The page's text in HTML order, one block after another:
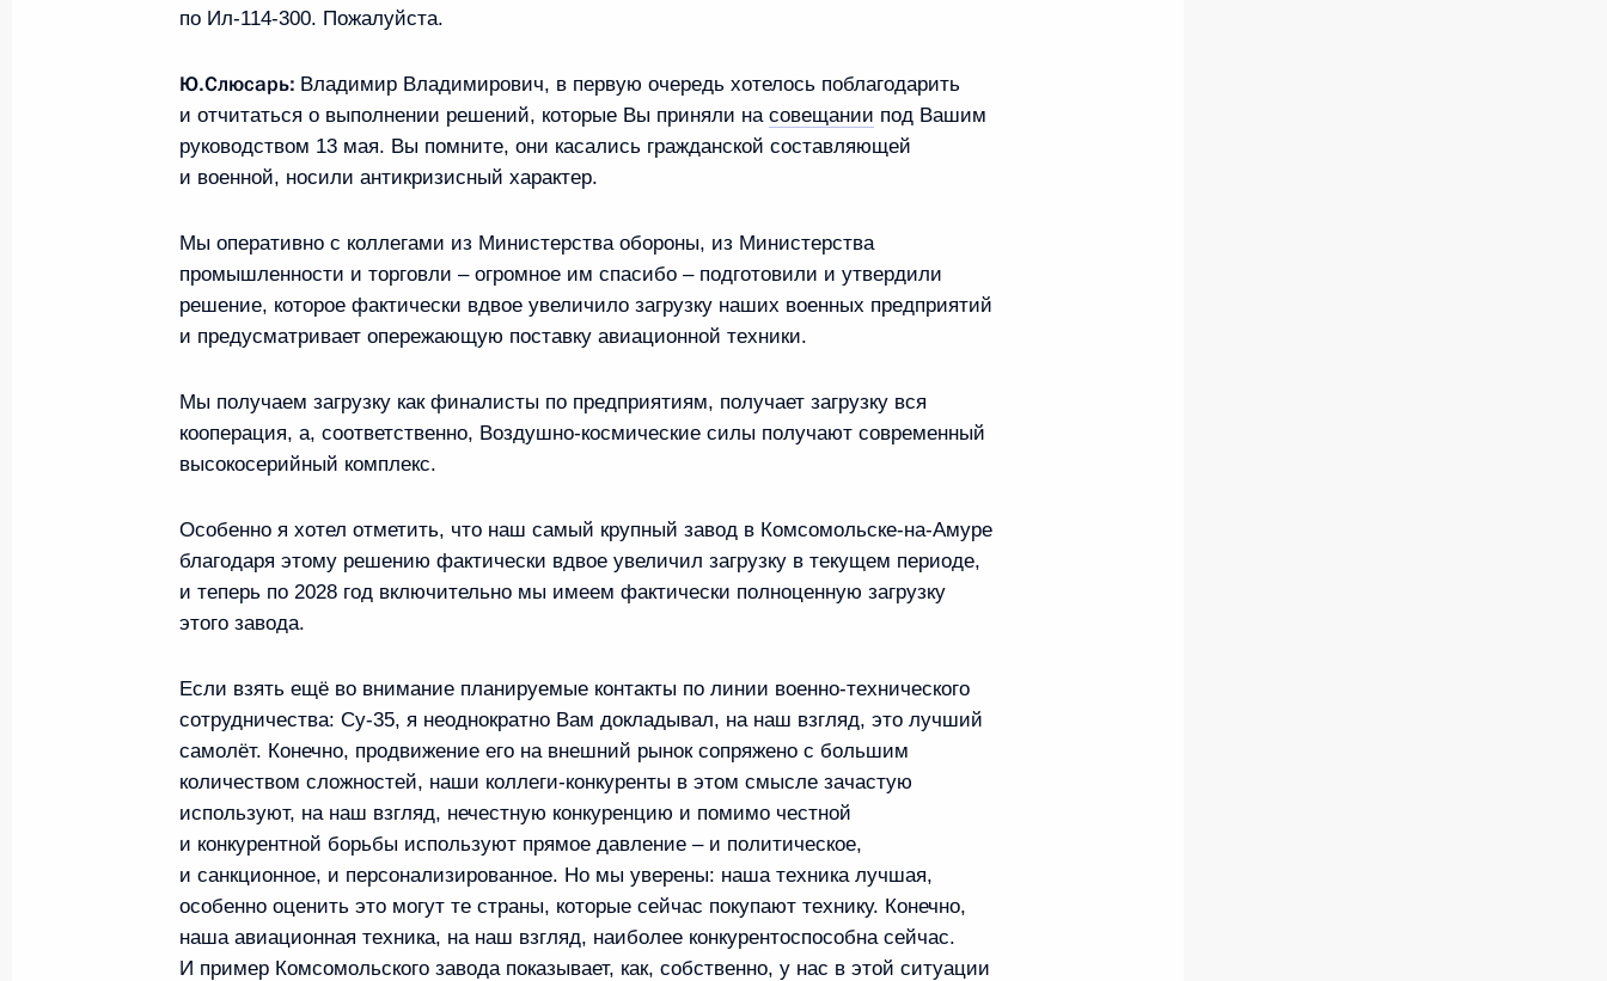
30 декабря 2020 года, 09:55
Заседание Комиссии по вопросам развития авиации общего
назначения и навигационно-информационных технологий
на основе системы ГЛОНАСС
15 декабря 2020 года, 12:00
Совещание о параметрах финансового плана и инвестиционной
8 декабря 2020 года, 14:05
Внесены изменения в закон о государственном контроле
за осуществлением международных автомобильных перевозок
8 декабря 2020 года, 12:50
Заседание рабочей группы Госсовета по направлению
«Транспорт»
19 ноября 2020 года, 14:00
Встреча с председателем совета директоров ОСК Георгием
Полтавченко
3 ноября 2020 года, 19:00
по Ил‑114‑300. Пожалуйста.
Ю.Слюсарь: Владимир Владимирович, в первую очередь хотелось поблагодарить
и отчитаться о выполнении решений, которые Вы приняли на совещании под Вашим
руководством 13 мая. Вы помните, они касались гражданской составляющей
и военной, носили антикризисный характер.
Мы оперативно с коллегами из Министерства обороны, из Министерства
промышленности и торговли – огромное им спасибо – подготовили и утвердили
решение, которое фактически вдвое увеличило загрузку наших военных предприятий
и предусматривает опережающую поставку авиационной техники.
Мы получаем загрузку как финалисты по предприятиям, получает загрузку вся
кооперация, а, соответственно, Воздушно‑космические силы получают современный
высокосерийный комплекс.
Особенно я хотел отметить, что наш самый крупный завод в Комсомольске‑на‑Амуре
благодаря этому решению фактически вдвое увеличил загрузку в текущем периоде,
и теперь по 2028 год включительно мы имеем фактически полноценную загрузку
этого завода.
Если взять ещё во внимание планируемые контакты по линии военно‑технического
сотрудничества: Су‑35, я неоднократно Вам докладывал, на наш взгляд, это лучший
самолёт. Конечно, продвижение его на внешний рынок сопряжено с большим
количеством сложностей, наши коллеги‑конкуренты в этом смысле зачастую
используют, на наш взгляд, нечестную конкуренцию и помимо честной
и конкурентной борьбы используют прямое давление – и политическое,
и санкционное, и персонализированное. Но мы уверены: наша техника лучшая,
особенно оценить это могут те страны, которые сейчас покупают технику. Конечно,
наша авиационная техника, на наш взгляд, наиболее конкурентоспособна сейчас.
И пример Комсомольского завода показывает, как, собственно, у нас в этой ситуации